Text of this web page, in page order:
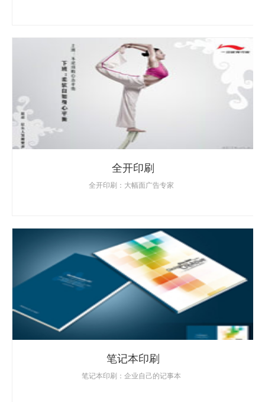
全开印刷
全开印刷：大幅面广告专家
笔记本印刷
笔记本印刷：企业自己的记事本